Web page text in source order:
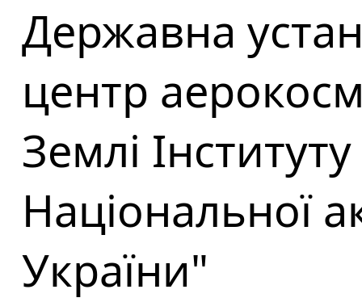
Державна
центр
Землі
Національної
України"